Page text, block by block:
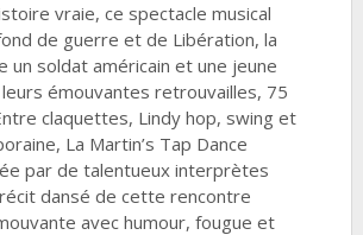
vraie, ce spectacle musical
de guerre et de Libération, la
un soldat américain et une jeune
leurs émouvantes retrouvailles, 75
claquettes, Lindy hop, swing et
La Martin’s Tap Dance
par de talentueux interprètes
dansé de cette rencontre
avec humour, fougue et